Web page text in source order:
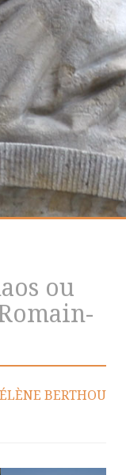
ou
BERTHOU